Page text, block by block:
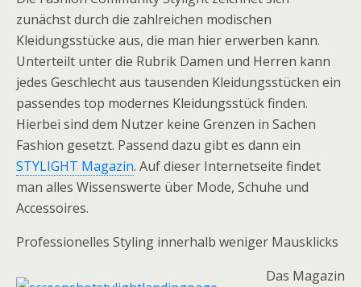
zunächst durch die zahlreichen modischen
Kleidungsstücke aus, die man hier erwerben kann.
Unterteilt unter die Rubrik Damen und Herren kann
jedes Geschlecht aus tausenden Kleidungsstücken ein
passendes top modernes Kleidungsstück finden.
Hierbei sind dem Nutzer keine Grenzen in Sachen
Fashion gesetzt. Passend dazu gibt es dann ein
STYLIGHT Magazin. Auf dieser Internetseite findet
man alles Wissenswerte über Mode, Schuhe und
Accessoires.
Professionelles Styling innerhalb weniger Mausklicks
Das Magazin